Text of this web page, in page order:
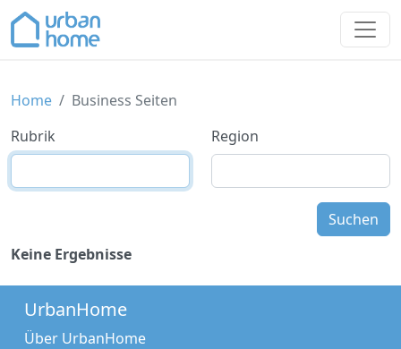
Home
Business Seiten
Rubrik
Region
Suchen
Keine Ergebnisse
UrbanHome
Über UrbanHome